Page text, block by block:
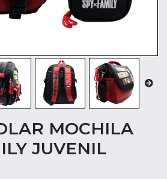
MOCHILA
JUVENIL